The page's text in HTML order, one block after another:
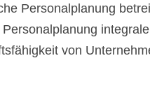
Personalplanung
von